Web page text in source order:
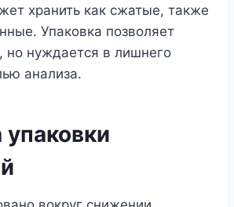
хранить как сжатые, также
Упаковка позволяет
но нуждается в лишнего
анализа.